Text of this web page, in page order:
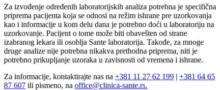
Za izvođenje određenih laboratorijskih analiza potrebna je specifična
priprema pacijenta koja se odnosi na režim ishrane pre uzorkovanja
kao i informacije u kom delu dana je potrebno doći u laboratoriju na
uzorkovanje. Pacijent o tome može biti obavešten od strane
izabranog lekara ili osoblja Sante laboratorija. Takođe, za mnoge
druge analize nije potrebna nikakva prethodna priprema, niti je
potrebno prikupljanje uzoraka u zavisnosti od vremena i ishrane.
Za informacije, kontaktirajte nas na +381 11 27 62 199
+381 64 65
87 607 ili pismeno, na office@clinica-sante.rs.